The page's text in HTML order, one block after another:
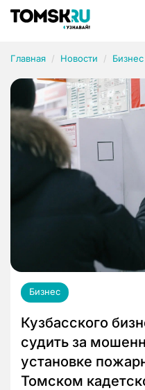
Главная Новости Бизнес
Бизнес
Кузбасского
судить за
установке
Томском